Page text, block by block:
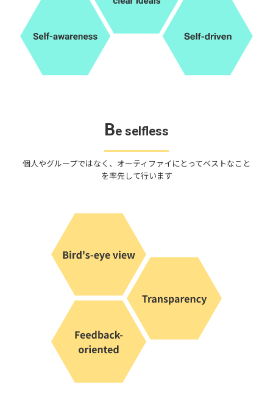
Be selfless
個人やグループではなく、 オーティファイ にとってベストなこと
を率先して行います